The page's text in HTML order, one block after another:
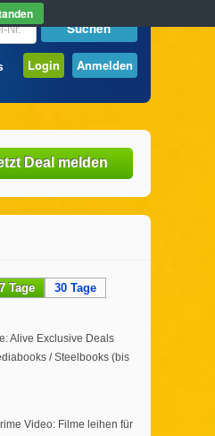
Login Anmelden
Deal melden
7 Tage 30 Tage
Alive Exclusive Deals
/ Steelbooks (bis
Video: Filme leihen für